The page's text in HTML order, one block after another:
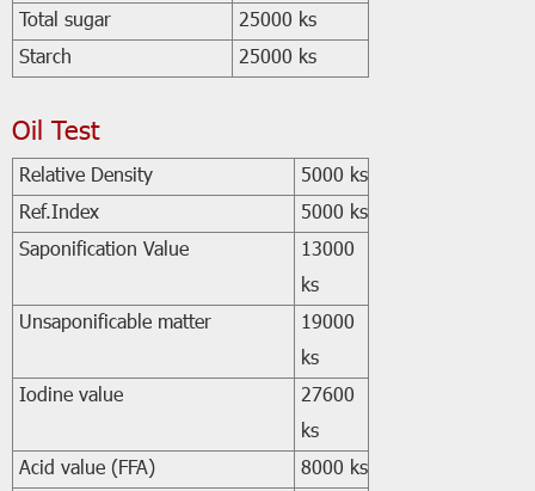
Total sugar
25000 ks
Starch
25000 ks
Oil Test
Relative Density
5000 ks
Ref.Index
5000 ks
Saponification Value
13000
ks
Unsaponificable matter
19000
ks
Iodine value
27600
ks
Acid value (FFA)
8000 ks